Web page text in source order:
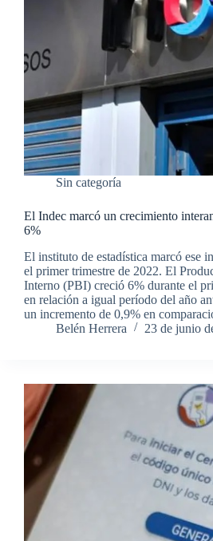
Sin categoría
El Indec marcó un crecimiento
6%
El instituto de estadística marcó ese
el primer trimestre de 2022. El
Interno (PBI) creció 6% durante el
en relación a igual período del año
un incremento de 0,9% en
Belén Herrera
23 de junio